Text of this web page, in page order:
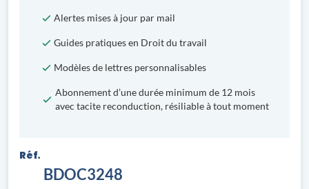
Alertes mises à jour par mail
Guides pratiques en Droit du travail
Modèles de lettres personnalisables
Abonnement d’une durée minimum de 12 mois
avec tacite reconduction, résiliable à tout moment
Réf.
BDOC3248